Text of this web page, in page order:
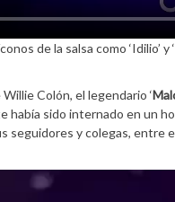
de la salsa como ‘Idilio’ y
Colón, el legendario ‘
sido internado en un
y colegas, entre